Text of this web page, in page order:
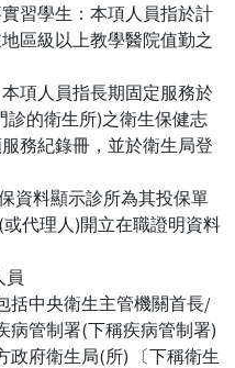
習學生：本項人員指於計
區級以上教學醫院值勤之
項人員指長期固定服務於
診的衛生所)之衛生保健志
務紀錄冊，並於衛生局登
資料顯示診所為其投保單
代理人)開立在職證明資料
員
括中央衛生主管機關首長/
病管制署(下稱疾病管制署)
政府衛生局(所) 〔下稱衛生